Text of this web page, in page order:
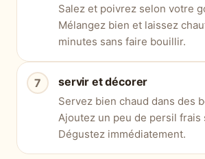
Salez et poivrez selon votre
Mélangez bien et laissez
minutes sans faire bouillir.
servir et décorer
Servez bien chaud dans des
Ajoutez un peu de persil frais
Dégustez immédiatement.